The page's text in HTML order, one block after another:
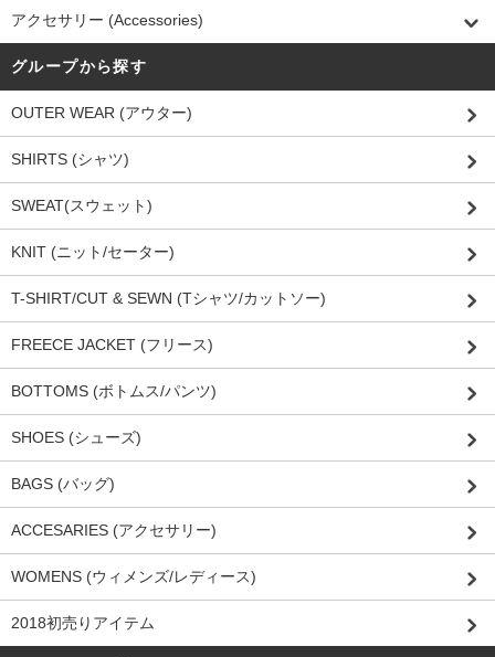
アクセサリー (Accessories)
グループから探す
OUTER WEAR (アウター)
SHIRTS (シャツ)
SWEAT(スウェット)
KNIT (ニット/セーター)
T-SHIRT/CUT & SEWN (Tシャツ/カットソー)
FREECE JACKET (フリース)
BOTTOMS (ボトムス/パンツ)
SHOES (シューズ)
BAGS (バッグ)
ACCESARIES (アクセサリー)
WOMENS (ウィメンズ/レディース)
2018初売りアイテム